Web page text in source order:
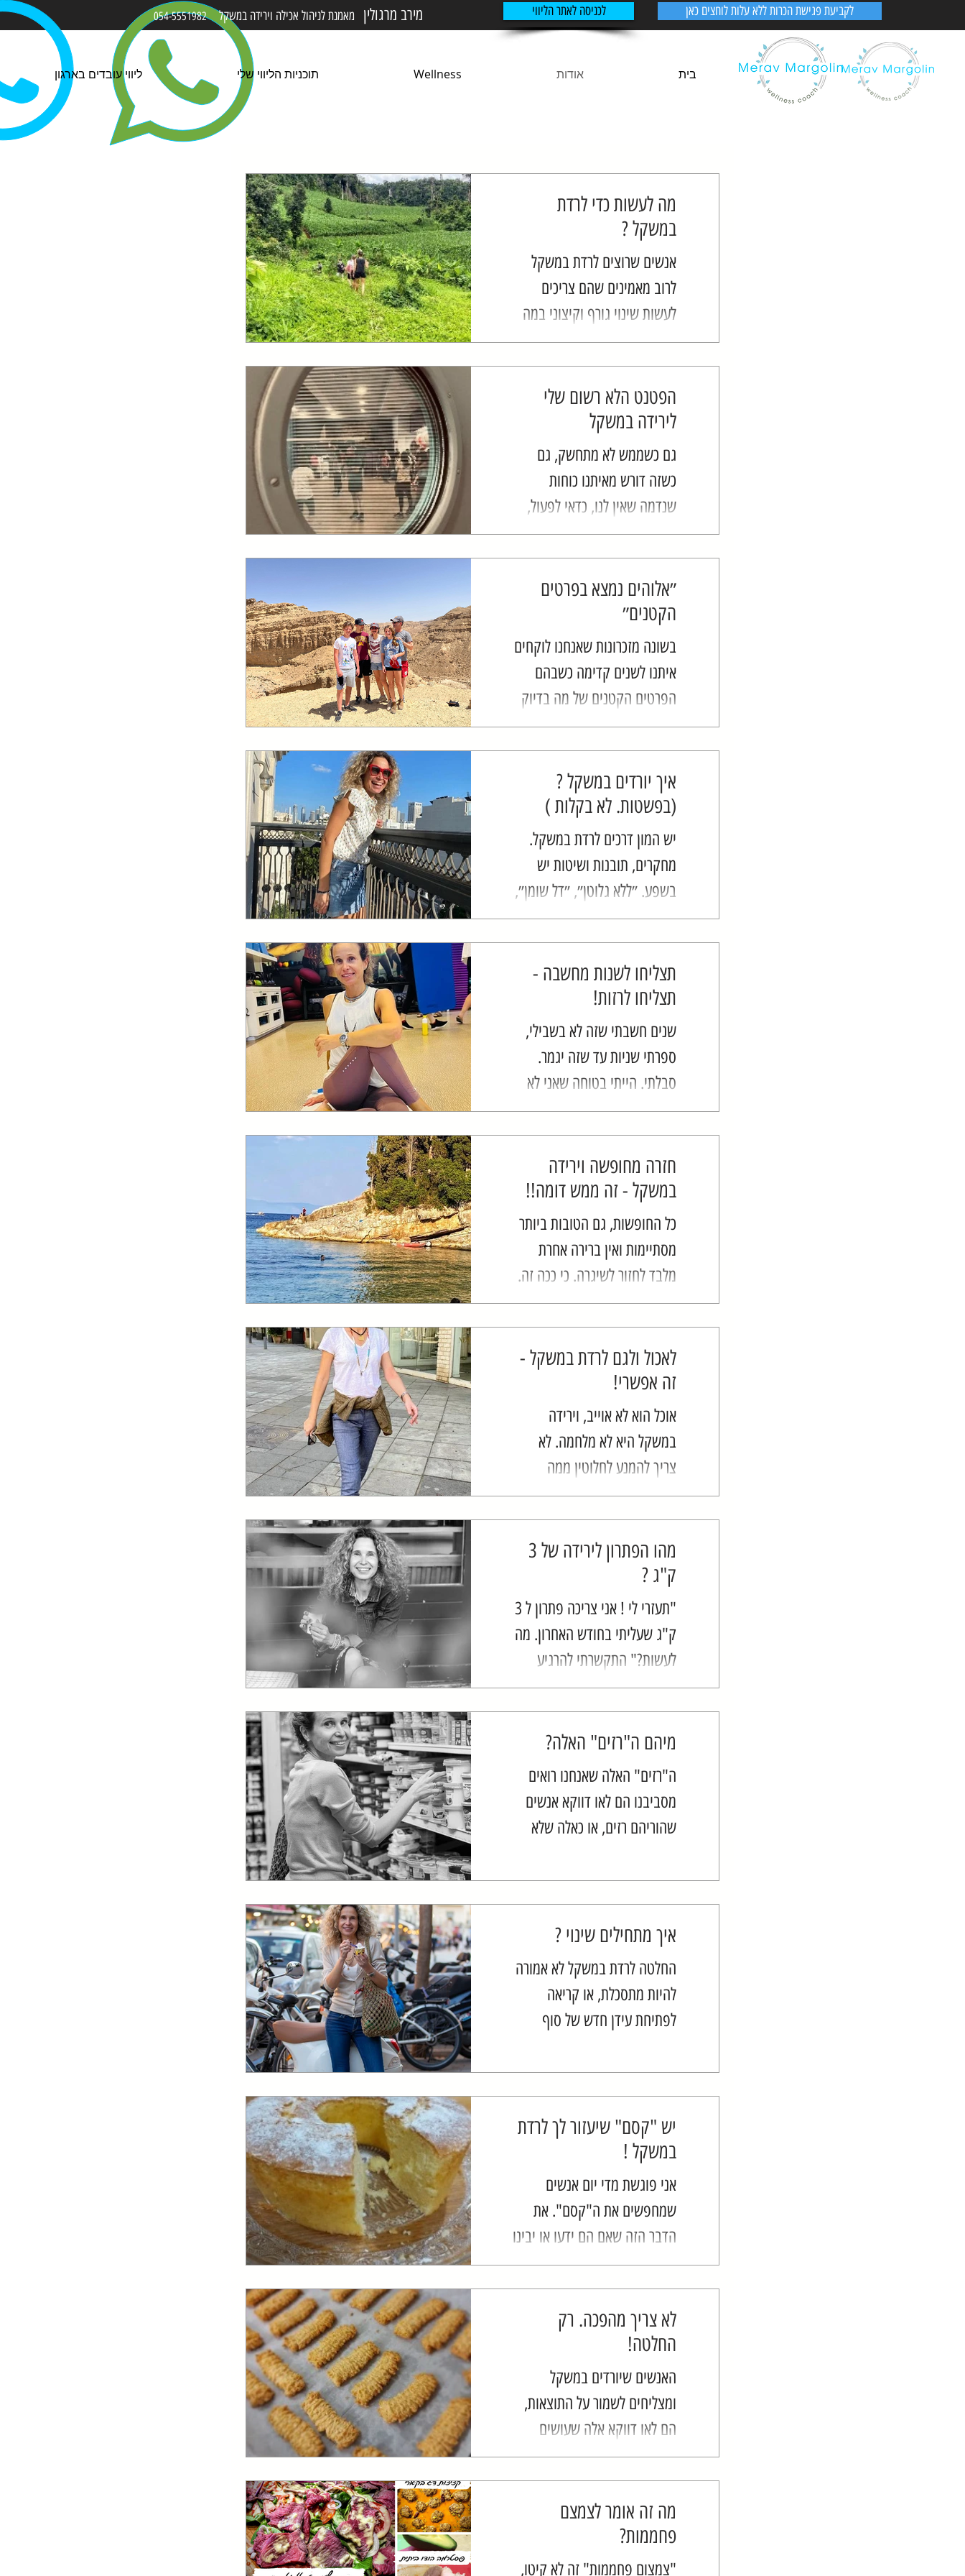
054-5551982 מירב מרגולין מאמנת לניהול אכילה וירידה במשקל לקביעת פגישת הכרות ללא עלות לוחצים כאן לכניסה לאתר הליווי
בית אודות Wellness תוכניות הליווי שלי ליווי עובדים בארגון
מה לעשות כדי לרדת
במשקל ?
אנשים שרוצים לרדת במשקל
לרוב מאמינים שהם צריכים
לעשות שינוי גורף וקיצוני במה
שהם אוכלים. הם מבקשים לאמץ
שיטה חדשה, מהפכנית, כזו
שעדיין לא...
הפטנט הלא רשום שלי
לירידה במשקל
גם כשממש לא מתחשק, גם
כשזה דורש מאיתנו כוחות
שנדמה שאין לנו, כדאי לפעול,
לעשות! בסופו של דבר, מגוון
הפעולות שלו מוביל לירידה
במשקל. אני...
״אלוהים נמצא בפרטים
הקטנים״
בשונה מזכרונות שאנחנו לוקחים
איתנו לשנים קדימה כשבהם
הפרטים הקטנים של מה בדיוק
עשינו ואיפה אכלנו או היינו,
מתעמעמים לכדי סיפור אחד
של...
איך יורדים במשקל ?
(בפשטות. לא בקלות )
יש המון דרכים לרדת במשקל.
מחקרים, תובנות ושיטות יש
בשפע. ״ללא גלוטן״, ״דל שומן״,
״0 פחממות״, ״צום לסרוגין״
ומניחה שעוד הרבה שאני לא...
תצליחו לשנות מחשבה -
תצליחו לרזות!
שנים חשבתי שזה לא בשבילי,
ספרתי שניות עד שזה יגמר.
סבלתי. הייתי בטוחה שאני לא
מסוג האנשים שיכולים להצליח
בזה. לקח לי לא מעט זמן, אבל...
חזרה מחופשה וירידה
במשקל - זה ממש דומה!!
כל החופשות, גם הטובות ביותר
מסתיימות ואין ברירה אחרת
מלבד לחזור לשיגרה. כי ככה זה.
ברור לכולנו שחופשה לא יכולה
להמשך לנצח. לעשות מה
שבא...
לאכול ולגם לרדת במשקל -
זה אפשרי!
אוכל הוא לא אוייב, וירידה
במשקל היא לא מלחמה. לא
צריך להמנע לחלוטין ממה
שאנחנו אוהבים לאכול, או
להתייסר בכל פעם שדברים לא
הולכים כפי...
מהו הפתרון לירידה של 3
ק"ג ?
"תעזרי לי ! אני צריכה פתרון ל 3
ק"ג שעליתי בחודש האחרון. מה
לעשות?" התקשרתי להרגיע
אותה, בעיקר להזכיר לה שאחרי
שנתיים במשקל יציב, זה...
מיהם ה"רזים" האלה?
ה"רזים" האלה שאנחנו רואים
מסביבנו הם לאו דווקא אנשים
שהוריהם רזים, או כאלה שלא
שהם לא נוגעים בפחממות
וסוכרים....
איך מתחילים שינוי ?
החלטה לרדת במשקל לא אמורה
להיות מתסכלת, או קריאה
לפתיחת עידן חדש של סוף
המתוק. זו לא ספירה מעייפת
ובטח שזו לא...
יש "קסם" שיעזור לך לרדת
במשקל !
אני פוגשת מדי יום אנשים
שמחפשים את ה"קסם". את
הדבר הזה שאם הם ידעו או יבינו
- הוא יהיה פריצת הדרך עבורם
ומשם הדרך תהיה כבר סלולה.
אחד...
לא צריך מהפכה. רק
החלטה!
האנשים שיורדים במשקל
ומצליחים לשמור על התוצאות,
הם לאו דווקא אלה שעושים
מהפכה תזונתית, ובטח שלא
מוכרחים להיות מאלה שנמנעים
מפחממות...
מה זה אומר לצמצם
פחממות?
"צמצום פחממות" זה לא קיטו,